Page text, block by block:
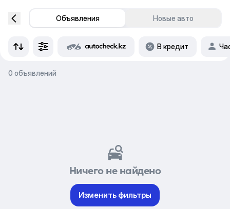
Объявления Новые авто
В кредит
0 объявлений
Ничего не найдено
Изменить фильтры